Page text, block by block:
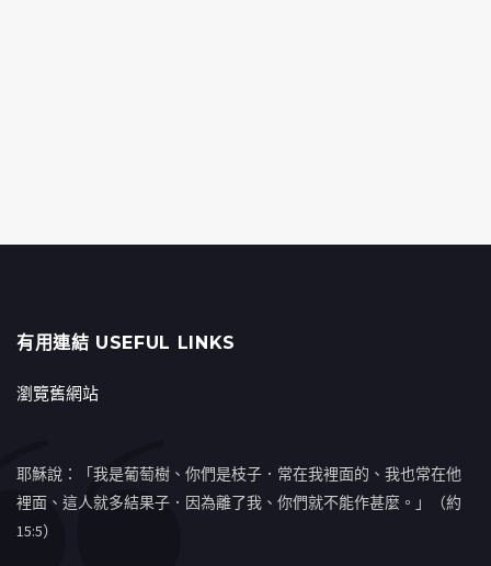
有用連結 USEFUL LINKS
瀏覽舊網站
耶穌說：「我是葡萄樹、你們是枝子．常在我裡面的、我也常在他
裡面、這人就多結果子．因為離了我、你們就不能作甚麼。」（約
15:5）